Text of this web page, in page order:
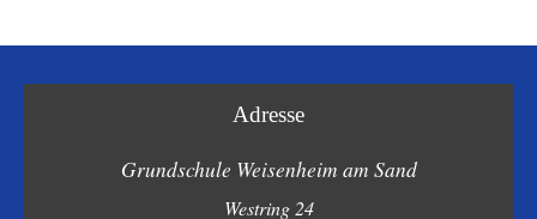
Adresse
Grundschule Weisenheim am Sand
Westring 24